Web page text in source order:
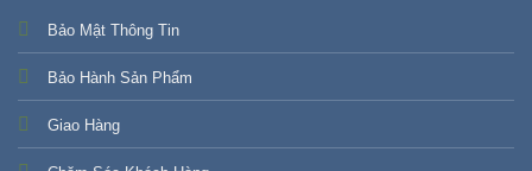
Bảo Mật Thông Tin
Bảo Hành Sản Phẩm
Giao Hàng